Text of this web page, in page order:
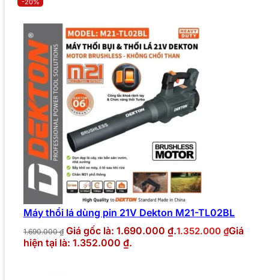
Máy thổi lá dùng pin 21V Dekton M21-TL02BL
1.690.000₫ Giá gốc là: 1.690.000 ₫.1.352.000 ₫Giá
hiện tại là: 1.352.000 ₫.